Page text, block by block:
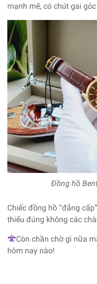
mạnh mẽ, có chút gai
Đồng hồ
Chiếc đồng hồ “đẳng
thiếu đúng không các
Còn chần chờ gì nữa
hôm nay nào!